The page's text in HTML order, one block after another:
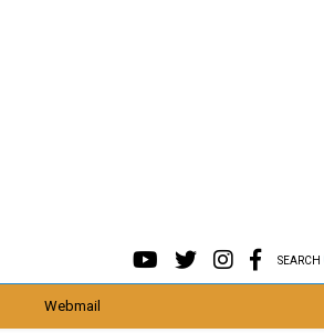
SEARCH
Webmail